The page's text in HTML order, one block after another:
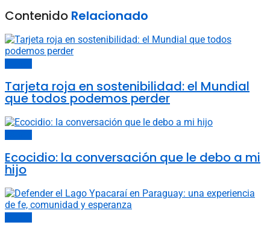
Contenido Relacionado
Tarjeta roja en sostenibilidad: el Mundial
que todos podemos perder
Ecocidio: la conversación que le debo a mi
hijo